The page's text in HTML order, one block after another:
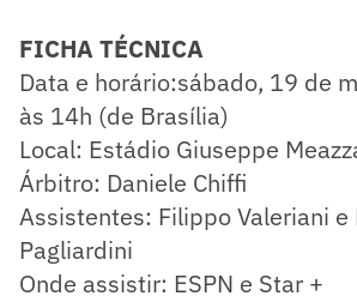
FICHA TÉCNICA
Data e horário:sábado, 19 de
às 14h (de Brasília)
Local: Estádio Giuseppe
Árbitro: Daniele Chiffi
Assistentes: Filippo Valeriani e
Pagliardini
Onde assistir: ESPN e Star +